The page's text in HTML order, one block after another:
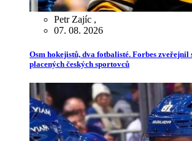
Petr Zajíc ,
07. 08. 2026
Osm hokejistů, dva fotbalisté. Forbes zveřejnil
placených českých sportovců